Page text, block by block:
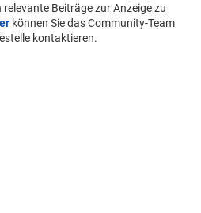
Beiträge zur Anzeige zu
können Sie das Community-Team
kontaktieren.